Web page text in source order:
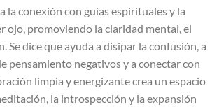
la conexión con guías espirituales y la
ojo, promoviendo la claridad mental, el
Se dice que ayuda a disipar la confusión, a
pensamiento negativos y a conectar con
limpia y energizante crea un espacio
la introspección y la expansión